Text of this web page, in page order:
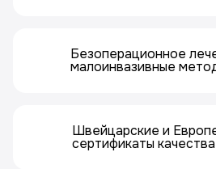
Безоперационное
малоинвазивные
Швейцарские и
сертификаты качества